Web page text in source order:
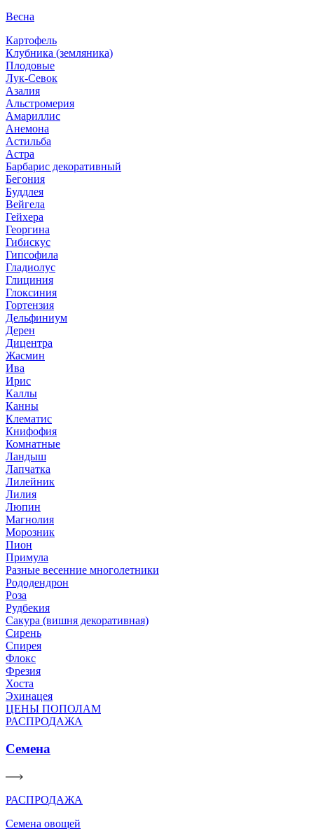
Весна
Картофель
Клубника (земляника)
Плодовые
Лук-Севок
Азалия
Альстромерия
Амариллис
Анемона
Астильба
Астра
Барбарис декоративный
Бегония
Буддлея
Вейгела
Гейхера
Георгина
Гибискус
Гипсофила
Гладиолус
Глициния
Глоксиния
Гортензия
Дельфиниум
Дерен
Дицентра
Жасмин
Ива
Ирис
Каллы
Канны
Клематис
Книфофия
Комнатные
Ландыш
Лапчатка
Лилейник
Лилия
Люпин
Магнолия
Морозник
Пион
Примула
Разные весенние многолетники
Рододендрон
Роза
Рудбекия
Сакура (вишня декоративная)
Сирень
Спирея
Флокс
Фрезия
Хоста
Эхинацея
ЦЕНЫ ПОПОЛАМ
РАСПРОДАЖА
Семена
РАСПРОДАЖА
Семена овощей